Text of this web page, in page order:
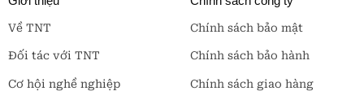
Về TNT
Đối tác với TNT
Cơ hội nghề nghiệp
Chính sách bảo mật
Chính sách bảo hành
Chính sách giao hàng